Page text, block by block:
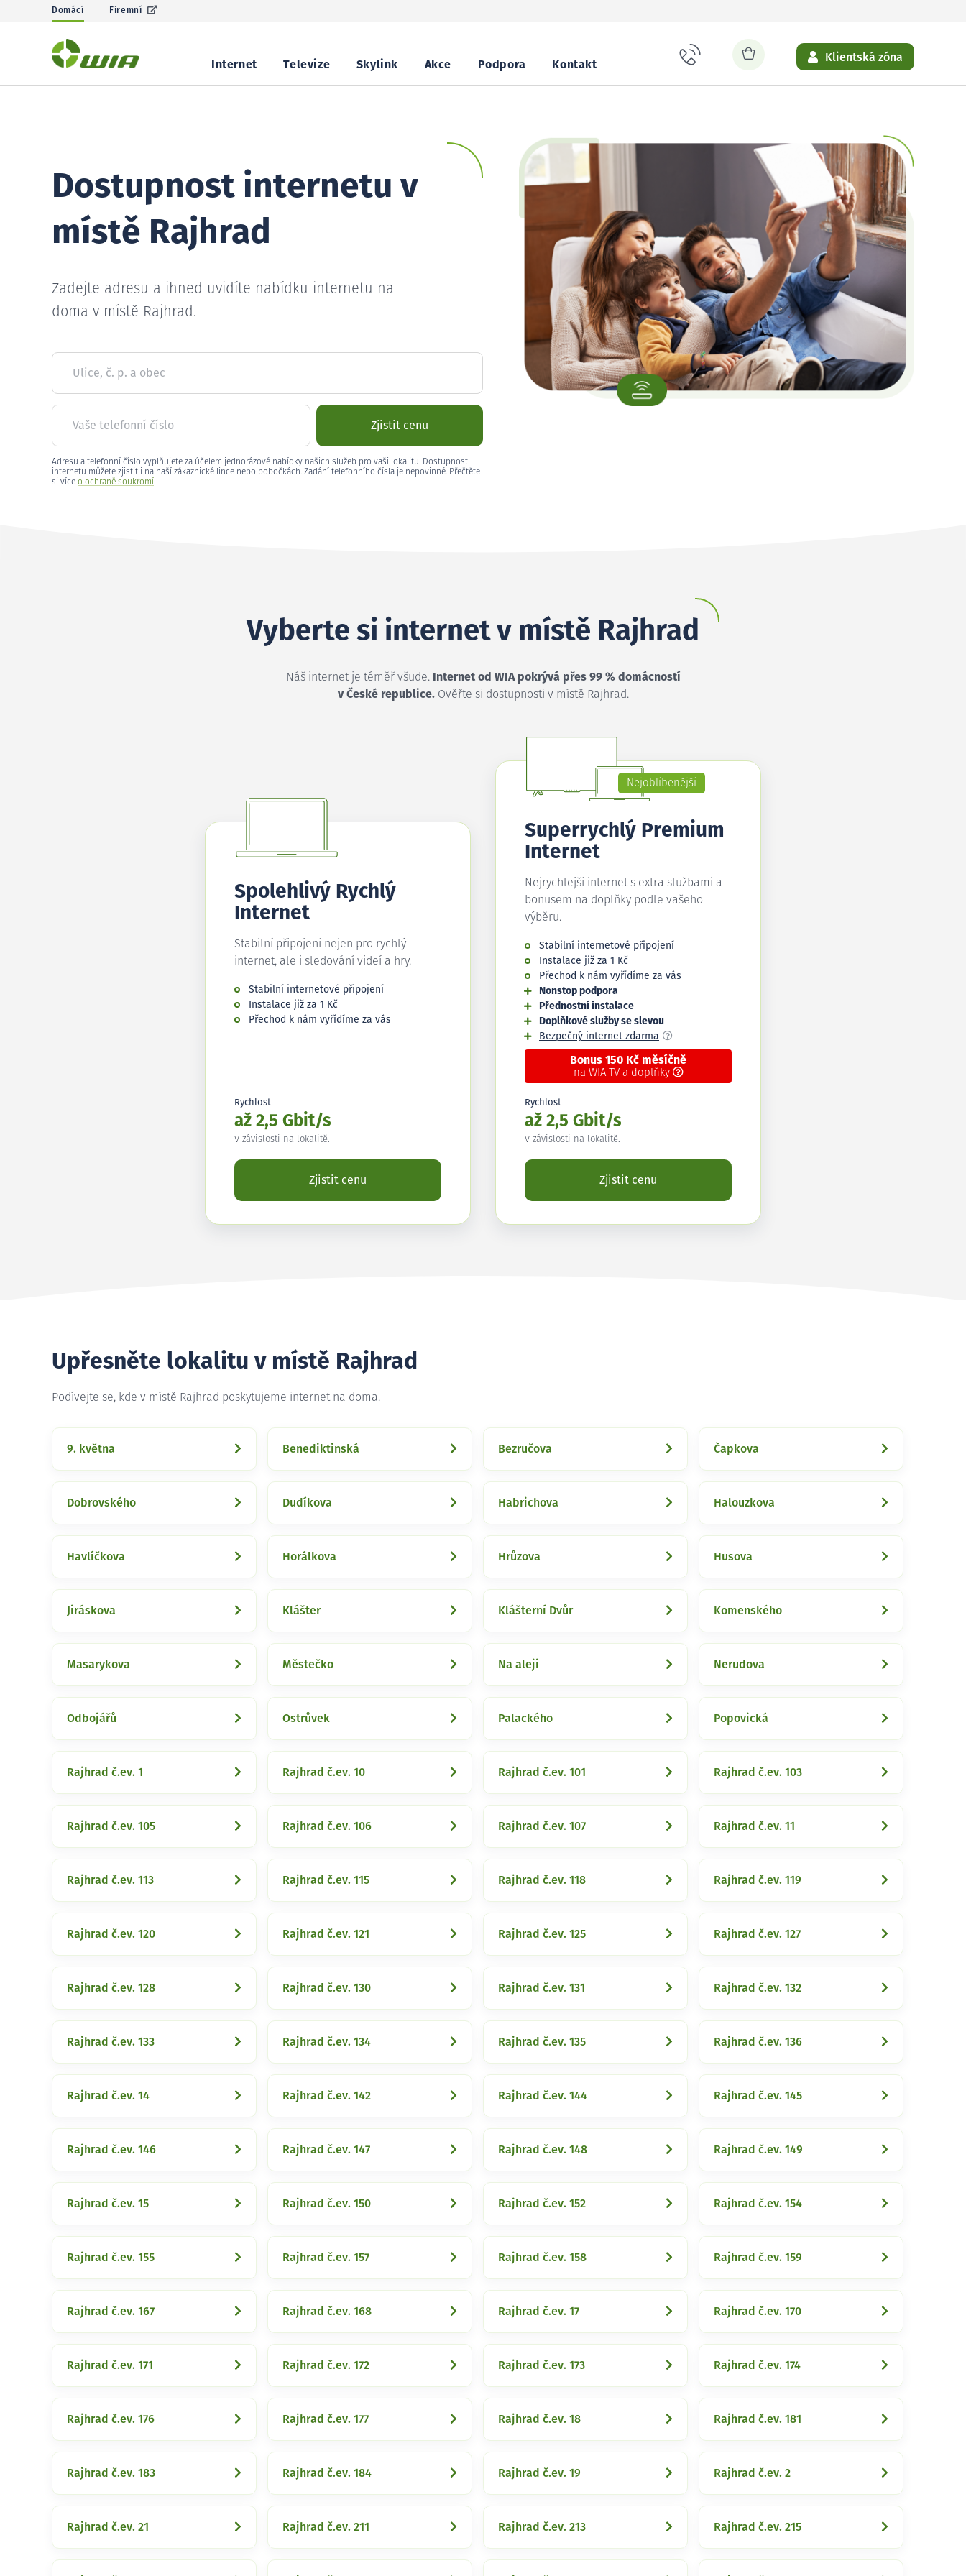
Domácí Firemní
Internet Televize Skylink Akce Podpora Kontakt
Klientská zóna
Dostupnost internetu v
místě Rajhrad
Zadejte adresu a ihned uvidíte nabídku internetu na
doma v místě Rajhrad.
Ulice, č. p. a obec
Vaše telefonní číslo Zjistit cenu
Adresu a telefonní číslo vyplňujete za účelem jednorázové nabídky našich služeb pro vaši lokalitu. Dostupnost
internetu můžete zjistit i na naší zákaznické lince nebo pobočkách. Zadání telefonního čísla je nepovinné. Přečtěte
si více o ochraně soukromí.
Vyberte si internet v místě Rajhrad
Náš internet je téměř všude.
Internet od WIA pokrývá přes 99 % domácností
v České republice.Ověřte si dostupnosti v místě Rajhrad.
Spolehlivý Rychlý
Internet
Stabilní připojení nejen pro rychlý
internet, ale i sledování videí a hry.
Stabilní internetové připojení
Instalace již za 1 Kč
Přechod k nám vyřídíme za vás
Rychlost
až 2,5 Gbit/s
V závislosti na lokalitě.
Zjistit cenu
Nejoblíbenější
Superrychlý Premium
Internet
Nejrychlejší internet s extra službami a
bonusem na doplňky podle vašeho
výběru.
Stabilní internetové připojení
Instalace již za 1 Kč
Přechod k nám vyřídíme za vás
Nonstop podpora
Přednostní instalace
Doplňkové služby se slevou
Bezpečný internet zdarma
Bonus 150 Kč měsíčně
na WIA TV a doplňky
Rychlost
až 2,5 Gbit/s
V závislosti na lokalitě.
Zjistit cenu
Upřesněte lokalitu v místě Rajhrad
Podívejte se, kde v místě Rajhrad poskytujeme internet na doma.
9. května Benediktinská Bezručova Čapkova
Dobrovského Dudíkova Habrichova Halouzkova
Havlíčkova Horálkova Hrůzova Husova
Jiráskova Klášter Klášterní Dvůr Komenského
Masarykova Městečko Na aleji Nerudova
Odbojářů Ostrůvek Palackého Popovická
Rajhrad č.ev. 1 Rajhrad č.ev. 10 Rajhrad č.ev. 101 Rajhrad č.ev. 103
Rajhrad č.ev. 105 Rajhrad č.ev. 106 Rajhrad č.ev. 107 Rajhrad č.ev. 11
Rajhrad č.ev. 113 Rajhrad č.ev. 115 Rajhrad č.ev. 118 Rajhrad č.ev. 119
Rajhrad č.ev. 120 Rajhrad č.ev. 121 Rajhrad č.ev. 125 Rajhrad č.ev. 127
Rajhrad č.ev. 128 Rajhrad č.ev. 130 Rajhrad č.ev. 131 Rajhrad č.ev. 132
Rajhrad č.ev. 133 Rajhrad č.ev. 134 Rajhrad č.ev. 135 Rajhrad č.ev. 136
Rajhrad č.ev. 14 Rajhrad č.ev. 142 Rajhrad č.ev. 144 Rajhrad č.ev. 145
Rajhrad č.ev. 146 Rajhrad č.ev. 147 Rajhrad č.ev. 148 Rajhrad č.ev. 149
Rajhrad č.ev. 15 Rajhrad č.ev. 150 Rajhrad č.ev. 152 Rajhrad č.ev. 154
Rajhrad č.ev. 155 Rajhrad č.ev. 157 Rajhrad č.ev. 158 Rajhrad č.ev. 159
Rajhrad č.ev. 167 Rajhrad č.ev. 168 Rajhrad č.ev. 17 Rajhrad č.ev. 170
Rajhrad č.ev. 171 Rajhrad č.ev. 172 Rajhrad č.ev. 173 Rajhrad č.ev. 174
Rajhrad č.ev. 176 Rajhrad č.ev. 177 Rajhrad č.ev. 18 Rajhrad č.ev. 181
Rajhrad č.ev. 183 Rajhrad č.ev. 184 Rajhrad č.ev. 19 Rajhrad č.ev. 2
Rajhrad č.ev. 21 Rajhrad č.ev. 211 Rajhrad č.ev. 213 Rajhrad č.ev. 215